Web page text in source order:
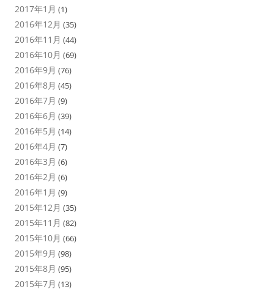
2017年1月 (1)
2016年12月 (35)
2016年11月 (44)
2016年10月 (69)
2016年9月 (76)
2016年8月 (45)
2016年7月 (9)
2016年6月 (39)
2016年5月 (14)
2016年4月 (7)
2016年3月 (6)
2016年2月 (6)
2016年1月 (9)
2015年12月 (35)
2015年11月 (82)
2015年10月 (66)
2015年9月 (98)
2015年8月 (95)
2015年7月 (13)